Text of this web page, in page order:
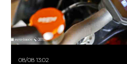
08/08 13:02